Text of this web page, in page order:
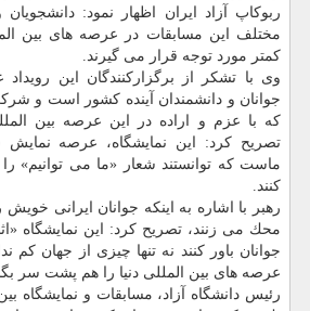
ربوكاپ آزاد ایران اظهار نمود:
مختلف این مسابقات در عرصه های بین
كمتر مورد توجه قرار می گیرند.
وی با تشكر از برگزاركنندگان این
جوانان و دانشمندان آینده كشور است و
كه با عزم و اراده در این عرصه بین
تصریح كرد: این نمایشگاه، عرصه نمایش
ماست كه توانستند شعار «ما می توانیم» را
كنند.
رهبر با اشاره به اینكه جوانان ایرانی خویش
محك می زنند، تصریح كرد: این نمایشگاه
جوانان باور كنند نه تنها چیزی از جهان كم
عرصه های بین المللی دنیا را هم پشت سر
رئیس دانشگاه آزاد، مسابقات و نمایشگاه